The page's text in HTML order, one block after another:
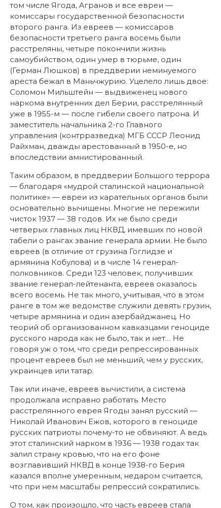
том числе Ягода, Агранов и все евреи —
комиссары государственной безопасности
второго ранга. Из евреев — комиссаров
безопасности третьего ранга восемь были
расстреляны, четыре покончили жизнь
самоубийством, один умер в тюрьме, один
(Герман Люшков) в преддверии неминуемого
ареста бежал в Маньчжурию. Уцелело лишь двое:
Соломон Мильштейн — выдвиженец нового
наркома внутренних дел Берии, расстрелянный
уже в 1955-м — после гибели своего патрона. И
заместитель начальника 2-го Главного
управления (контрразведка) МГБ СССР Леонид
Райхман, дважды арестованный в 1950-е, но
впоследствии амнистированный.
Таким образом, в преддверии Большого террора
— благодаря «мудрой сталинской национальной
политике» — евреи из карательных органов были
основательно вычищены. Многие не пережили
чисток 1937 — 38 годов. Их не было среди
четверых главных лиц НКВД, имевших по новой
табели о рангах звание генерала армии. Не было
евреев (в отличие от грузина Гоглидзе и
армянина Кобулова) и в числе 14 генерал-
полковников. Среди 123 человек, получивших
звание генерал-лейтенанта, евреев оказалось
всего восемь. Не так много, учитывая, что в этом
ранге в том же ведомстве служили девять грузин,
четыре армянина и один азербайджанец. Но
теорий об организованном кавказцами геноциде
русского народа как не было, так и нет… Не
говоря уж о том, что среди репрессированных
процент евреев был не меньший, чем у русских,
украинцев или татар.
Так или иначе, евреев вычистили, а система
продолжала исправно работать. Место
расстрелянного еврея Ягоды занял русский —
Николай Иванович Ежов, которого в геноциде
русских патриоты почему-то не обвиняют. А ведь
этот сталинский нарком в 1936 — 1938 годах так
залил страну кровью, что на его фоне
возглавивший НКВД в конце 1938-го Берия
казался вполне умеренным, недаром считается,
что при нем масштабы репрессий сократились.
О том, как произошло, что часть евреев стала